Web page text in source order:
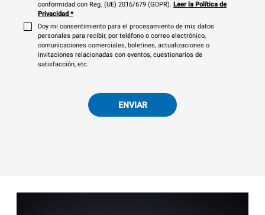
conformidad con Reg. (UE) 2016/679 (GDPR). Leer la Política de
Privacidad *
Doy mi consentimiento para el procesamiento de mis datos
personales para recibir, por teléfono o correo electrónico,
comunicaciones comerciales, boletines, actualizaciones o
invitaciones relacionadas con eventos, cuestionarios de
satisfacción, etc.
ENVIAR